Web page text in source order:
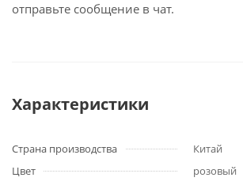
отправьте сообщение в чат.
Характеристики
Страна производства
Китай
Цвет
розовый